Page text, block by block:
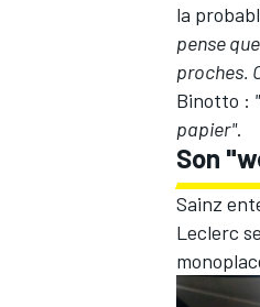
la
pense
proches.
Binotto :
papier".
Son
Sainz
Leclerc